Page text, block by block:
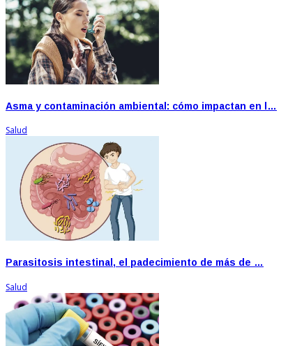
Asma y contaminación ambiental: cómo impactan en l…
Salud
Parasitosis intestinal, el padecimiento de más de …
Salud